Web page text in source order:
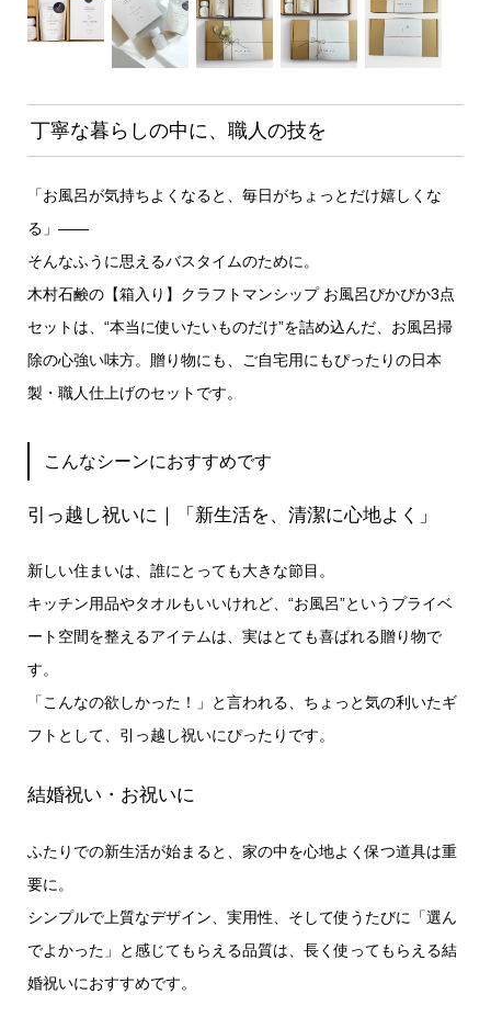
丁寧な暮らしの中に、職人の技を
「お風呂が気持ちよくなると、毎日がちょっとだけ嬉しくな
る」——
そんなふうに思えるバスタイムのために。
木村石鹸の【箱入り】クラフトマンシップ お風呂ぴかぴか3点
セットは、“本当に使いたいものだけ”を詰め込んだ、お風呂掃
除の心強い味方。贈り物にも、ご自宅用にもぴったりの日本
製・職人仕上げのセットです。
こんなシーンにおすすめです
引っ越し祝いに｜「新生活を、清潔に心地よく」
新しい住まいは、誰にとっても大きな節目。
キッチン用品やタオルもいいけれど、“お風呂”というプライベ
ート空間を整えるアイテムは、実はとても喜ばれる贈り物で
す。
「こんなの欲しかった！」と言われる、ちょっと気の利いたギ
フトとして、引っ越し祝いにぴったりです。
結婚祝い・お祝いに
ふたりでの新生活が始まると、家の中を心地よく保つ道具は重
要に。
シンプルで上質なデザイン、実用性、そして使うたびに「選ん
でよかった」と感じてもらえる品質は、長く使ってもらえる結
婚祝いにおすすめです。